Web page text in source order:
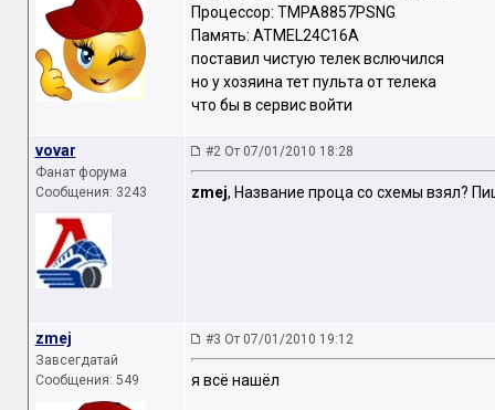
Процессор: TMPA8857PSNG
Память: ATMEL24C16A
поставил чистую телек вслючился
но у хозяина тет пульта от телека
что бы в сервис войти
vovar
Фанат форума
Сообщения: 3243
#2 От 07/01/2010 18:28
zmej, Название проца со схемы взял?
zmej
Завсегдатай
Сообщения: 549
#3 От 07/01/2010 19:12
я всё нашёл